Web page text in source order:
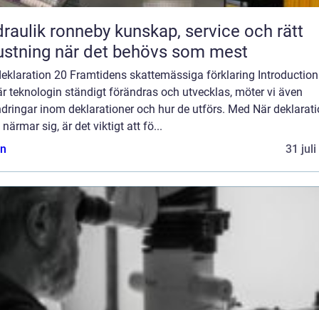
ronneby kunskap, service och rätt
när det behövs som mest
20 Framtidens skattemässiga förklaring
teknologin ständigt förändras och utvecklas, möter vi även
inom deklarationer och hur de utförs. Med När
närmar sig, är det viktigt att fö...
31 juli